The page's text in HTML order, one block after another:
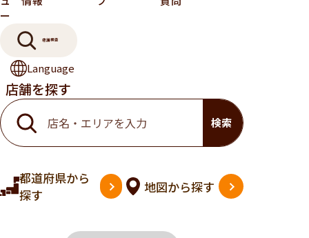
ー
店舗検索
Language
店舗を探す
検索
都道府県から
探す
地図から探す